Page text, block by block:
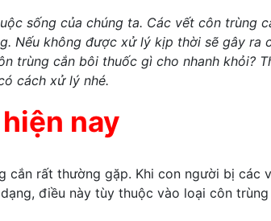
sống của chúng ta. Các vết côn trùng
Nếu không được xử lý kịp thời sẽ gây ra
trùng cắn bôi thuốc gì cho nhanh khỏi?
cách xử lý nhé.
nay
cắn rất thường gặp. Khi con người bị các
điều này tùy thuộc vào loại côn trùng